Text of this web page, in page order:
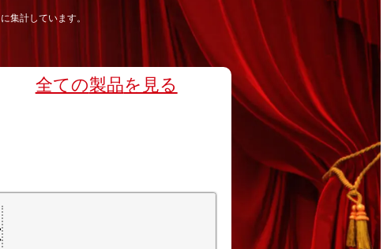
集計しています。
全ての製品を見る